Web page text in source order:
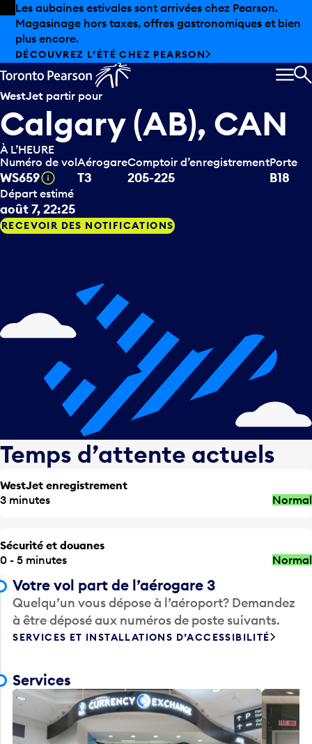
Skip to offers
Passer au contenu principal
Les aubaines estivales sont arrivées chez Pearson.
Magasinage hors taxes, offres gastronomiques et bien
plus encore.
DÉCOUVREZ L’ÉTÉ CHEZ PEARSON
WestJet partir pour
Calgary (AB), CAN
À L’HEURE
Numéro de vol
WS659 Infobulle
Aérogare
T3
Comptoir d’enregistrement
205-225
Porte
B18
Départ estimé
août 7, 22:25
RECEVOIR DES NOTIFICATIONS
Temps d’attente actuels
WestJet enregistrement
3 minutes
Normal
Sécurité et douanes
0 - 5 minutes
Normal
Votre vol part de l’aérogare 3
Quelqu’un vous dépose à l’aéroport? Demandez
à être déposé aux numéros de poste suivants.
SERVICES ET INSTALLATIONS D’ACCESSIBILITÉ
Services